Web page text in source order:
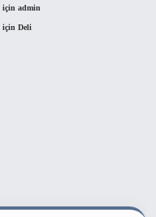
için admin
için Deli